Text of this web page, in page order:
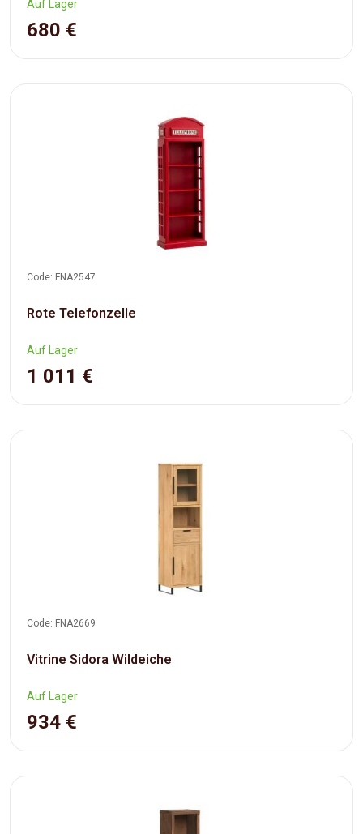
Auf Lager
680 €
Code: FNA2547
Rote Telefonzelle
Auf Lager
1 011 €
Code: FNA2669
Vitrine Sidora Wildeiche
Auf Lager
934 €